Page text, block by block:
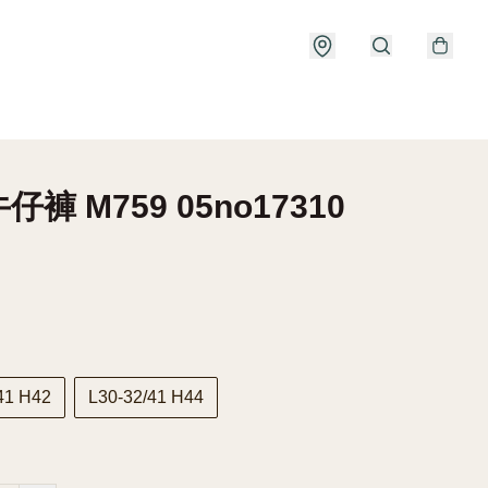
仔褲 M759 05no17310
H42 L30-32/41 H44